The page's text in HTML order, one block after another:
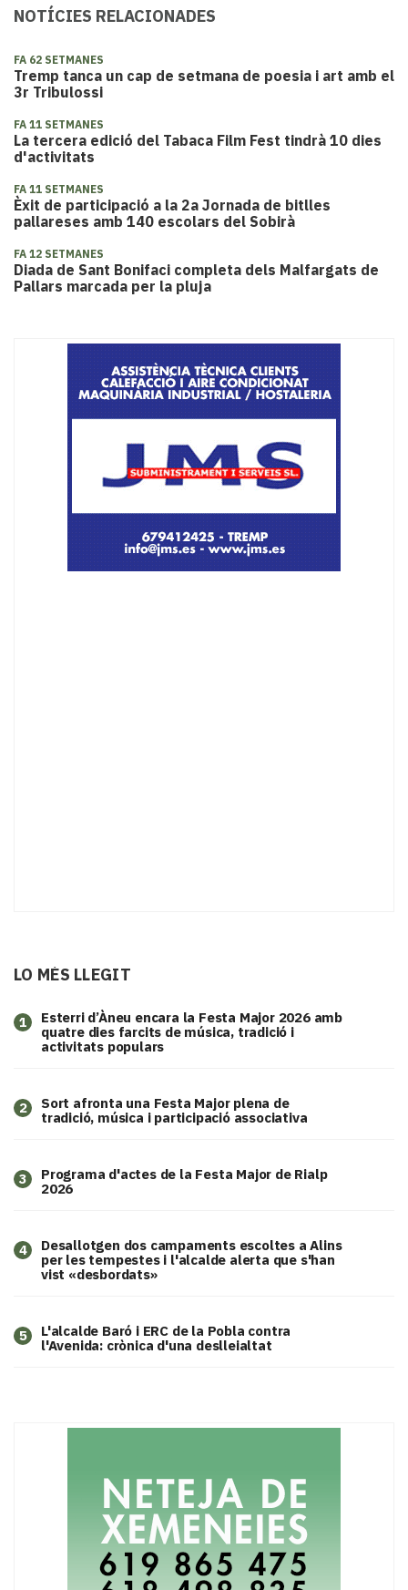
NOTÍCIES RELACIONADES
FA 62 SETMANES
Tremp tanca un cap de setmana de poesia i art amb el
3r Tribulossi
FA 11 SETMANES
La tercera edició del Tabaca Film Fest tindrà 10 dies
d'activitats
FA 11 SETMANES
Èxit de participació a la 2a Jornada de bitlles
pallareses amb 140 escolars del Sobirà
FA 12 SETMANES
Diada de Sant Bonifaci completa dels Malfargats de
Pallars marcada per la pluja
LO MÉS LLEGIT
1
Esterri d’Àneu encara la Festa Major 2026 amb
quatre dies farcits de música, tradició i
activitats populars
2
Sort afronta una Festa Major plena de
tradició, música i participació associativa
3
Programa d'actes de la Festa Major de Rialp
2026
4
​Desallotgen dos campaments escoltes a Alins
per les tempestes i l'alcalde alerta que s'han
vist «desbordats»
5
L'alcalde Baró i ERC de la Pobla contra
l'Avenida: crònica d'una deslleialtat